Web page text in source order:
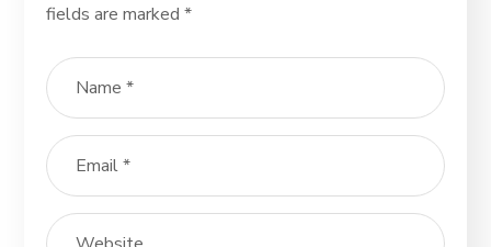
fields are marked*